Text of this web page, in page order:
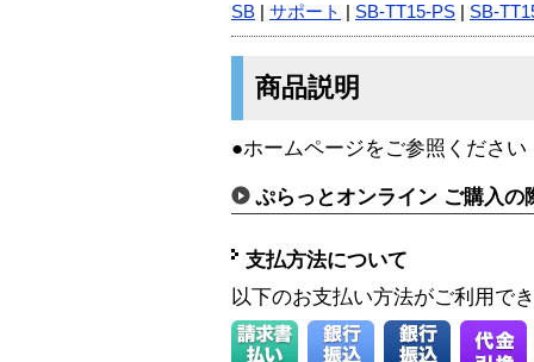
SB サポート SB-TT15-PS SB-
商品説明
●ホームページをご参照ください
ぷらっとオンライン ご購入の
支払方法について
以下のお支払い方法がご利用で